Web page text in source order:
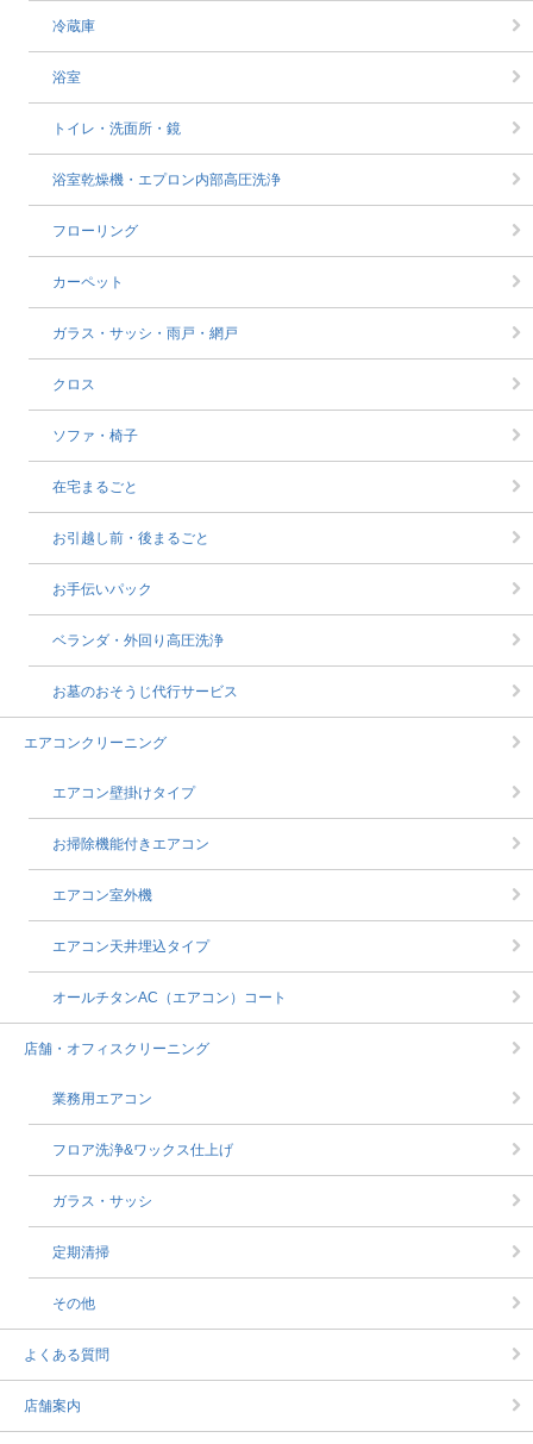
冷蔵庫
浴室
トイレ・洗面所・鏡
浴室乾燥機・エプロン内部高圧洗浄
フローリング
カーペット
ガラス・サッシ・雨戸・網戸
クロス
ソファ・椅子
在宅まるごと
お引越し前・後まるごと
お手伝いパック
ベランダ・外回り高圧洗浄
お墓のおそうじ代行サービス
エアコンクリーニング
エアコン壁掛けタイプ
お掃除機能付きエアコン
エアコン室外機
エアコン天井埋込タイプ
オールチタンAC（エアコン）コート
店舗・オフィスクリーニング
業務用エアコン
フロア洗浄&ワックス仕上げ
ガラス・サッシ
定期清掃
その他
よくある質問
店舗案内